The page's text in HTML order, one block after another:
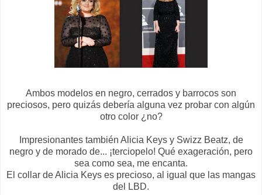
Ambos modelos en negro, cerrados y barrocos son
preciosos, pero quizás debería alguna vez probar con algún
otro color ¿no?
Impresionantes también Alicia Keys y Swizz Beatz, de
negro y de morado de... ¡terciopelo! Qué exageración, pero
sea como sea, me encanta.
El collar de Alicia Keys es precioso, al igual que las mangas
del LBD.